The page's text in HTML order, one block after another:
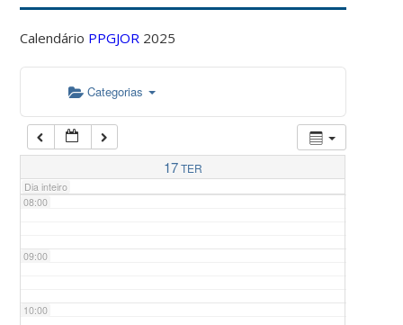
Calendário PPGJOR 2025
Categorias
17TER
Dia inteiro
05:00
07:00
08:00
09:00
10:00